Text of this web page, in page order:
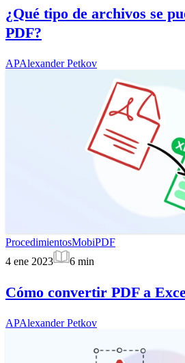
¿Qué tipo de archivos se
PDF?
APAlexander Petkov
ProcedimientosMobiPDF
4 ene 2023
6 min
Cómo convertir PDF a
APAlexander Petkov